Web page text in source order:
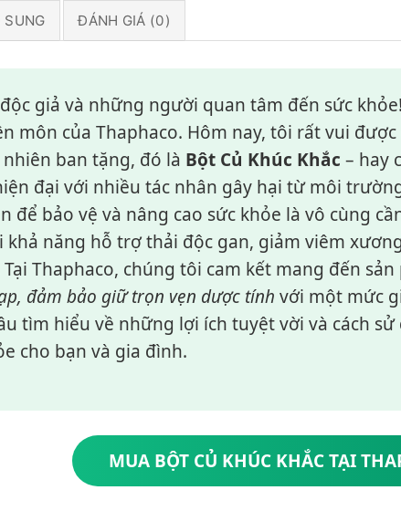
SUNG ĐÁNH GIÁ (0)
giả và những người quan tâm đến sức
môn của Thaphaco. Hôm nay, tôi rất vui
ban tặng, đó là Bột Củ Khúc Khắc – hay
đại với nhiều tác nhân gây hại từ môi
để bảo vệ và nâng cao sức khỏe là vô cùng
khả năng hỗ trợ thải độc gan, giảm viêm
Tại Thaphaco, chúng tôi cam kết mang đến sản
đảm bảo giữ trọn vẹn dược tính với một mức
tìm hiểu về những lợi ích tuyệt vời và cách
cho bạn và gia đình.
MUA BỘT CỦ KHÚC KHẮC TẠI